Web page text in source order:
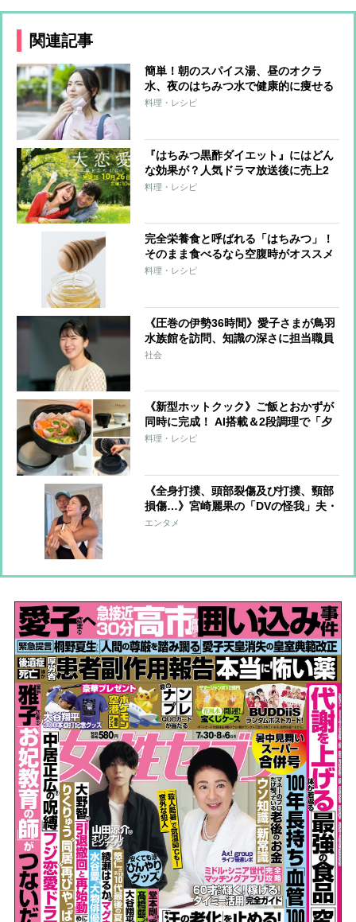
関連記事
簡単！朝のスパイス湯、昼のオクラ
水、夜のはちみつ水で健康的に痩せる
料理・レシピ
『はちみつ黒酢ダイエット』にはどん
な効果が？人気ドラマ放送後に売上2
～3倍の反響
料理・レシピ
完全栄養食と呼ばれる「はちみつ」！
そのまま食べるなら空腹時がオススメ
料理・レシピ
《圧巻の伊勢36時間》愛子さまが鳥羽
水族館を訪問、知識の深さに担当職員
は驚嘆 “お木曳行事”には法被姿で参
社会
《新型ホットクック》ご飯とおかずが
同時に完成！ AI搭載＆2段調理で「夕
飯づくり」が劇的にラクになる進化ポ
料理・レシピ
《全身打撲、頭部裂傷及び打撲、頸部
損傷…》宮崎麗果の「DVの怪我」夫・
黒木啓司の逮捕で始まる「夫婦の闘
エンタメ